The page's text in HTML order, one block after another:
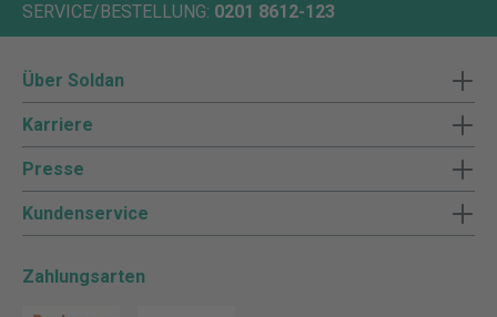
SERVICE/BESTELLUNG: 0201 8612-123
Über Soldan
Karriere
Presse
Kundenservice
Zahlungsarten